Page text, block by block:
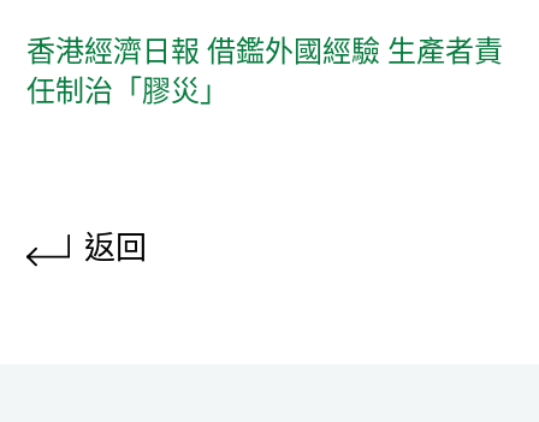
香港經濟日報 借鑑外國經驗 生產者責
任制治「膠災」
返回